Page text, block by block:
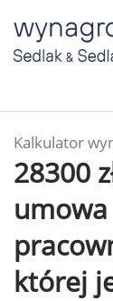
Kalkulator
28300
której